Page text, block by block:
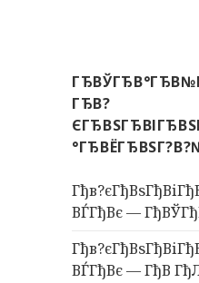
ГЂВ?
ВЃГђВє —
ВЃГђВє — ГђВ